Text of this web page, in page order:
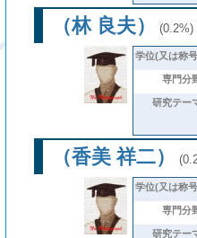
（林 良夫） (0.2%)
学位(又は称
専門分
研究テー
（香美 祥二）
学位(又は称
専門分
研究テー